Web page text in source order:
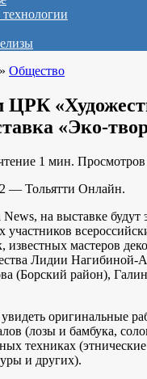
» Общество
ЦРК
«Эко-
1 мин. Просмотров
— Тольятти Онлайн.
на выставке будут
участников
известных мастеров
Лидии Нагибиной-
(Борский район),
оригинальные
(лозы и бамбука,
техниках
и других).